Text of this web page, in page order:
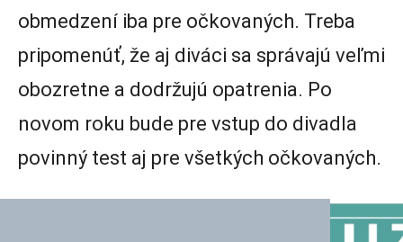
obmedzení iba pre očkovaných. Treba
pripomenúť, že aj diváci sa správajú veľmi
obozretne a dodržujú opatrenia. Po
novom roku bude pre vstup do divadla
povinný test aj pre všetkých očkovaných.